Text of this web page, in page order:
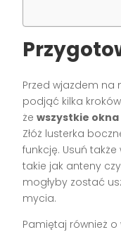
Przed wjazdem
podjąć kilka
żewszystkie
Złóż lusterka
funkcję. Usuń
takie jak anteny
mogłyby zostać
mycia.
Pamiętaj również o